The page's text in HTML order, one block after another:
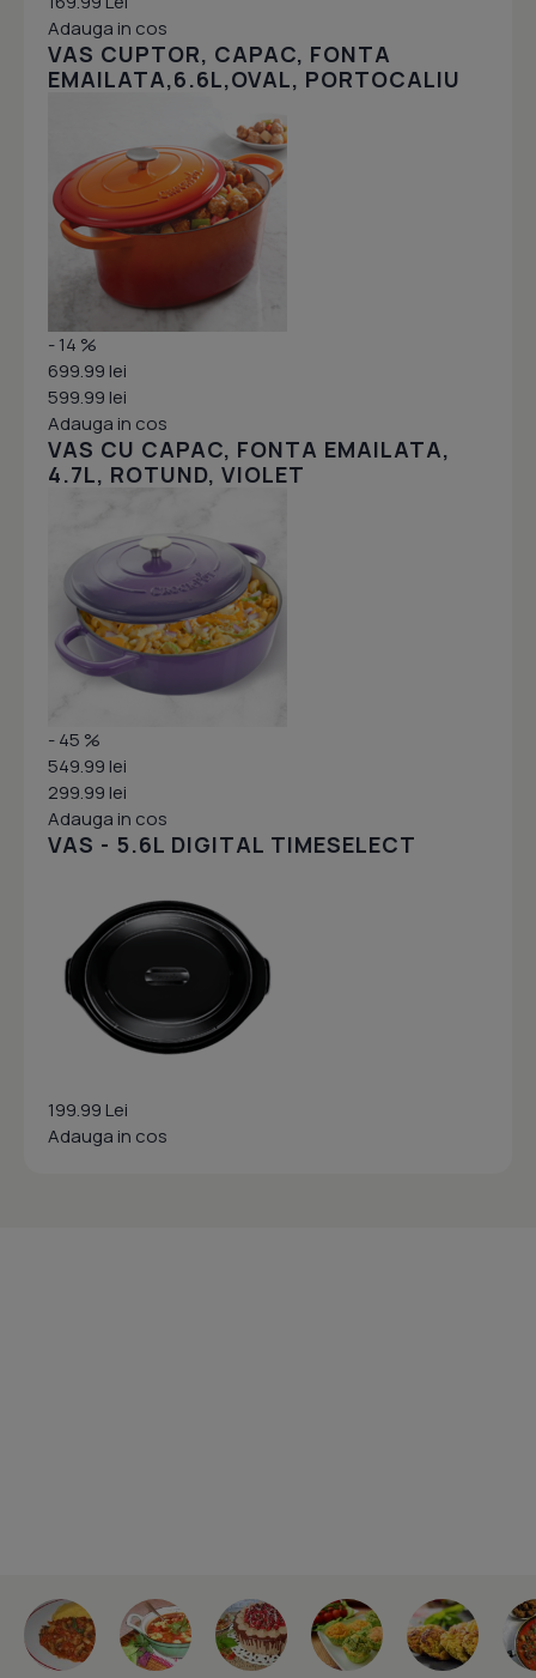
Adauga in cos
VAS CUPTOR, CAPAC, FONTA
EMAILATA,6.6L,OVAL, PORTOCALIU
- 14 %
699.99 lei
599.99 lei
Adauga in cos
VAS CU CAPAC, FONTA EMAILATA,
4.7L, ROTUND, VIOLET
- 45 %
549.99 lei
299.99 lei
Adauga in cos
VAS - 5.6L DIGITAL TIMESELECT
199.99 Lei
Adauga in cos